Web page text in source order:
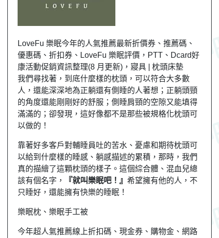
LoveFu 樂眠今年的人氣推薦最新折價券、推薦碼、
優惠碼、折扣券、LoveFu 樂眠評價，PTT、Dcard好
康活動促銷資訊整理(8 月更新)，寢具 | 枕頭床墊
我們尋找著，到底什麼樣的枕頭，可以符合大多數
人，還能深深地為正躺還有側睡的人著想；正躺頭頸
的角度還能剛剛好的舒服；側睡肩頸的空隙又能填得
滿滿的；卻發現，這好像都不是那些被規格化枕頭可
以做的！
靠著好多客戶對輔睡員吐的苦水、憂慮和期待枕頭可
以給到什麼樣的睡感、躺感描述的累積，那時，我們
真的描繪了這顆枕頭的樣子。這個綜合體、混血兒總
該有個名字，
『就叫樂眠吧！』 希望擁有他的人，不
只睡好，還能擁有快樂的睡眠！
樂眠枕、樂眠手工被
今年超人氣推薦線上折扣碼、現金券、購物金、網路